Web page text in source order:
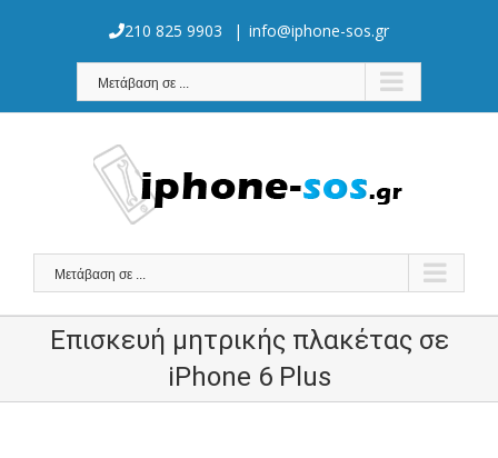
210 825 9903 | info@iphone-sos.gr
Μετάβαση σε ...
Μετάβαση σε ...
Επισκευή μητρικής πλακέτας σε
iPhone 6 Plus